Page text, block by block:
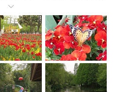
花丛中展翅飞扬。 大人们则在健身
在儿童游乐园滑滑梯，或是在草坪上
的气息，也有在紫藤廊下欢声笑语。
热爱的游戏项目。 沿着喷泉广场到游
以在这里租游艇畅游湖面河道。 南国
芭蕉树。 湿地生态园上有九曲廊道和
鱼草，睡莲，路易斯安娜鸢尾，泽苔
，再力花，黄菖蒲这些水生植物。 湖
息着夜鹭，小白鹭，湖边生活着黑水
